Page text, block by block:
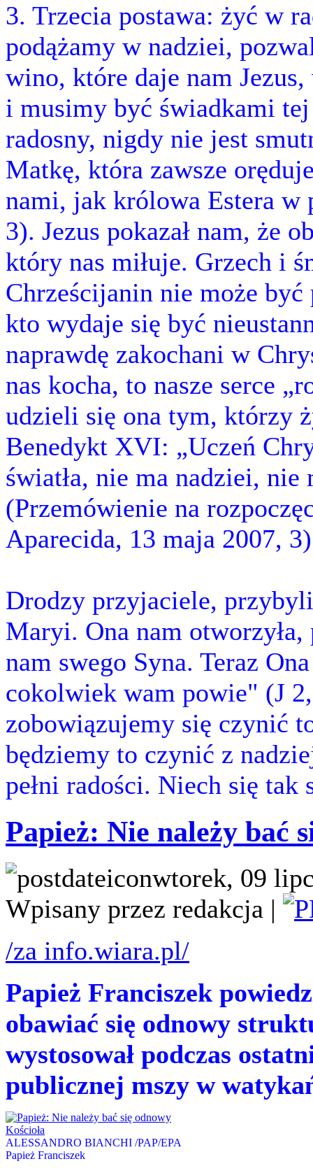
3. Trzecia postawa: żyć w
podążamy w nadziei,
wino, które daje nam
i musimy być świadkami
radosny, nigdy nie jest
Matkę, która zawsze
nami, jak królowa Estera w
3). Jezus pokazał nam, że
który nas miłuje. Grzech i
Chrześcijanin nie może
kto wydaje się być
naprawdę zakochani w
nas kocha, to nasze serce
udzieli się ona tym, którzy
Benedykt XVI: „Uczeń
światła, nie ma nadziei, nie
(Przemówienie na
Aparecida, 13 maja 2007,
Drodzy przyjaciele,
Maryi. Ona nam
nam swego Syna. Teraz
cokolwiek wam powie" (J
zobowiązujemy się czynić
będziemy to czynić z
pełni radości. Niech się tak
Papież: Nie należy bać
wtorek, 09
Wpisany przez redakcja |
/za info.wiara.pl/
Papież Franciszek
obawiać się odnowy
wystosował podczas
publicznej mszy w
ALESSANDRO BIANCHI /PAP/EPA
Papież Franciszek